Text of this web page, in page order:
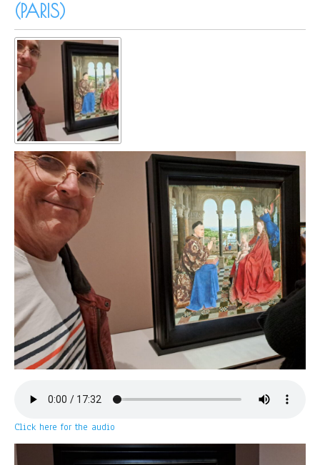
(PARIS)
Click here for the audio